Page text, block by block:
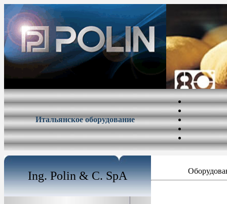
Итальянское оборудование
Ing. Polin & C. SpA